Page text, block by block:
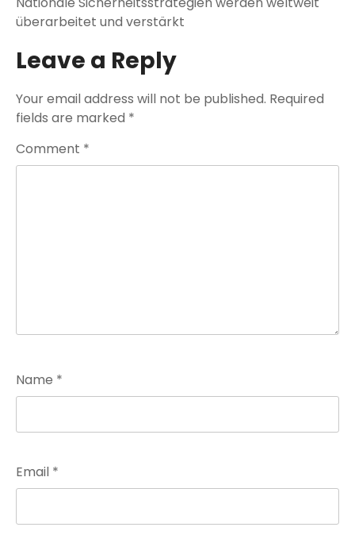
überarbeitet und verstärkt
Leave a Reply
Your email address will not be published. Required
fields are marked *
Comment *
Name *
Email *